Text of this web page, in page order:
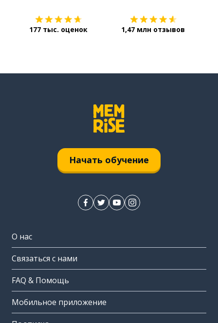
177 тыс. оценок 1,47 млн отзывов
Начать обучение
О нас
Связаться с нами
FAQ & Помощь
Мобильное приложение